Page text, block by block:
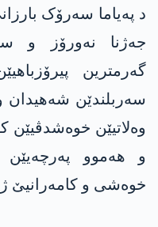
د پەیاما سەرۆک
گەرمترین
سەربلندێن شەھیدان
وەلاتیێن خوەشدڤیێن
و ھەموو پەرچەیێن
خوەشی و کامەرانیێ